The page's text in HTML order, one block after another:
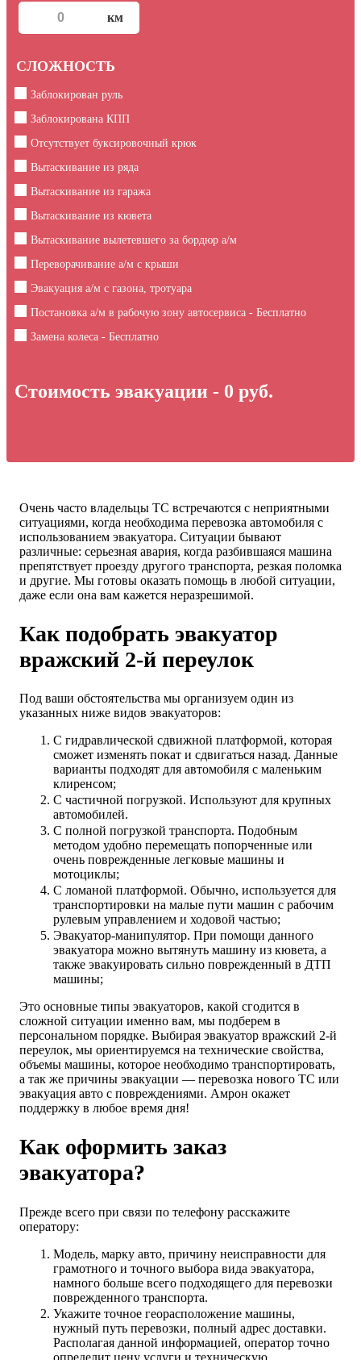
СЛОЖНОСТЬ
Заблокирован руль
Заблокирована КПП
Отсутствует буксировочный крюк
Вытаскивание из ряда
Вытаскивание из гаража
Вытаскивание из кювета
Вытаскивание вылетевшего за бордюр а/м
Переворачивание а/м с крыши
Эвакуация а/м с газона, тротуара
Постановка а/м в рабочую зону автосервиса - Бесплатно
Замена колеса - Бесплатно
Стоимость эвакуации - 0 руб.
Очень часто владельцы ТС встречаются с неприятными
ситуациями, когда необходима перевозка автомобиля с
использованием эвакуатора. Ситуации бывают
различные: серьезная авария, когда разбившаяся машина
препятствует проезду другого транспорта, резкая поломка
и другие. Мы готовы оказать помощь в любой ситуации,
даже если она вам кажется неразрешимой.
Как подобрать эвакуатор
вражский 2-й переулок
Под ваши обстоятельства мы организуем один из
указанных ниже видов эвакуаторов:
С гидравлической сдвижной платформой, которая
сможет изменять покат и сдвигаться назад. Данные
варианты подходят для автомобиля с маленьким
клиренсом;
С частичной погрузкой. Используют для крупных
автомобилей.
С полной погрузкой транспорта. Подобным
методом удобно перемещать попорченные или
очень поврежденные легковые машины и
мотоциклы;
С ломаной платформой. Обычно, используется для
транспортировки на малые пути машин с рабочим
рулевым управлением и ходовой частью;
Эвакуатор-манипулятор. При помощи данного
эвакуатора можно вытянуть машину из кювета, а
также эвакуировать сильно поврежденный в ДТП
машины;
Это основные типы эвакуаторов, какой сгодится в
сложной ситуации именно вам, мы подберем в
персональном порядке. Выбирая эвакуатор вражский 2-й
переулок, мы ориентируемся на технические свойства,
объемы машины, которое необходимо транспортировать,
а так же причины эвакуации — перевозка нового ТС или
эвакуация авто с повреждениями. Амрон окажет
поддержку в любое время дня!
Как оформить заказ
эвакуатора?
Прежде всего при связи по телефону расскажите
оператору:
Модель, марку авто, причину неисправности для
грамотного и точного выбора вида эвакуатора,
намного больше всего подходящего для перевозки
поврежденного транспорта.
Укажите точное георасположение машины,
нужный путь перевозки, полный адрес доставки.
Располагая данной информацией, оператор точно
определит цену услуги и техническую